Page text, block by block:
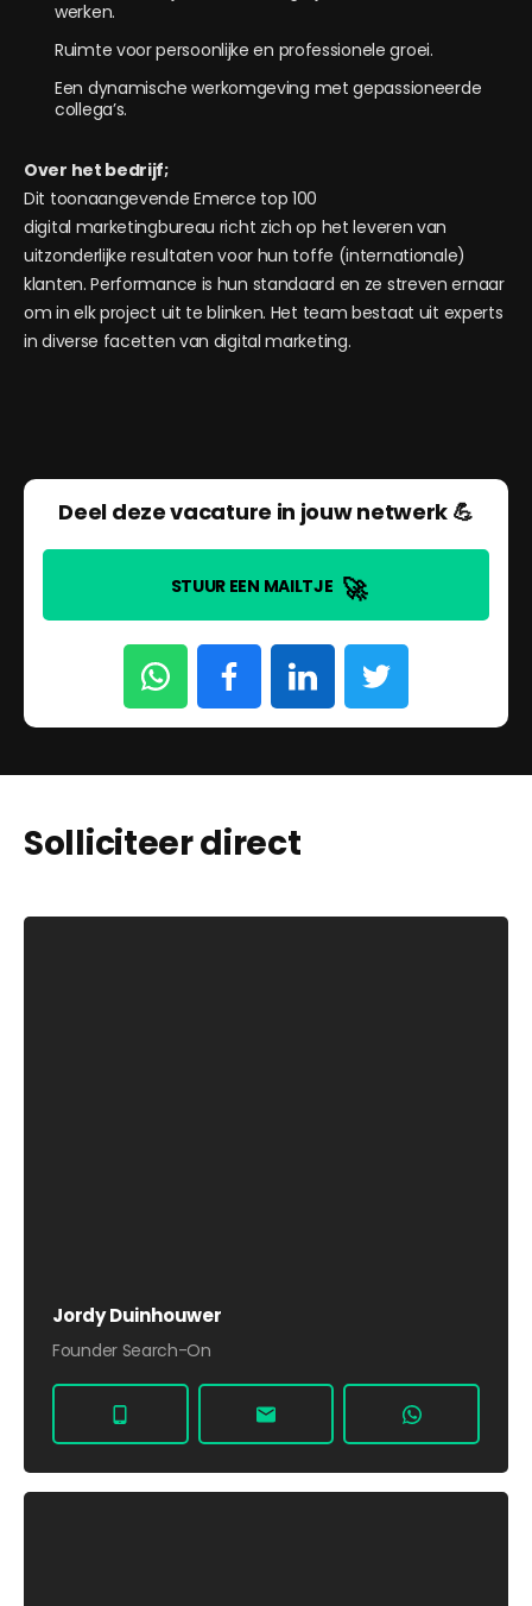
werken.
Ruimte voor persoonlijke en professionele groei.
Een dynamische werkomgeving met gepassioneerde
collega’s.
Over het bedrijf;
Dit toonaangevende Emerce top 100
digital marketingbureau richt zich op het leveren van
uitzonderlijke resultaten voor hun toffe (internationale)
klanten. Performance is hun standaard en ze streven ernaar
om in elk project uit te blinken. Het team bestaat uit experts
in diverse facetten van digital marketing.
Deel deze vacature in jouw netwerk 💪
STUUR EEN MAILTJE 🚀
Solliciteer direct
Jordy Duinhouwer
Founder Search-On